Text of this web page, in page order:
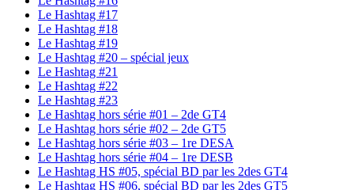
Le Hashtag #17
Le Hashtag #18
Le Hashtag #19
Le Hashtag #20 – spécial jeux
Le Hashtag #21
Le Hashtag #22
Le Hashtag #23
Le Hashtag hors série #01 – 2de GT4
Le Hashtag hors série #02 – 2de GT5
Le Hashtag hors série #03 – 1re DESA
Le Hashtag hors série #04 – 1re DESB
Le Hashtag HS #05, spécial BD par les 2des GT4
Le Hashtag HS #06, spécial BD par les 2des GT5